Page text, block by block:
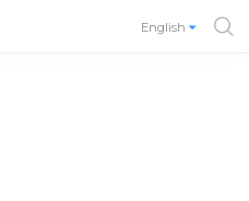
English